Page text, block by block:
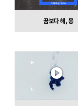
꿈보다 해, 몽